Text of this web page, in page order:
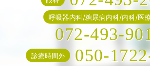
呼吸器内科/糖尿病内科/内科/医
072-493-
診療時間外 050-